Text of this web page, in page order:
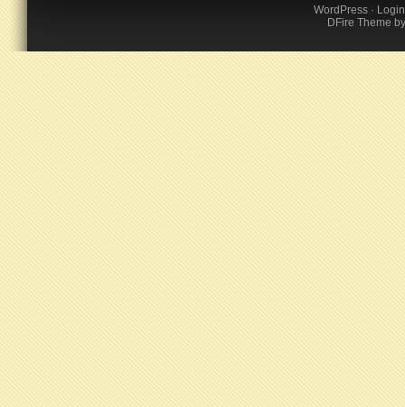
WordPress· Login
DFire Theme